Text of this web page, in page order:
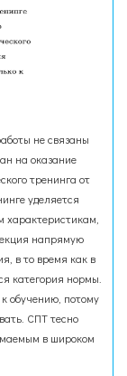
не связаны
на оказание
тренинга от
уделяется
характеристикам,
напрямую
в то время как в
категория нормы.
обучению, потому
СПТ тесно
в широком